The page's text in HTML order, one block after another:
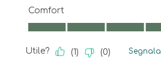
Comfort
Comfort, 5.0 su 5
Utile? (1) (0) Segnala